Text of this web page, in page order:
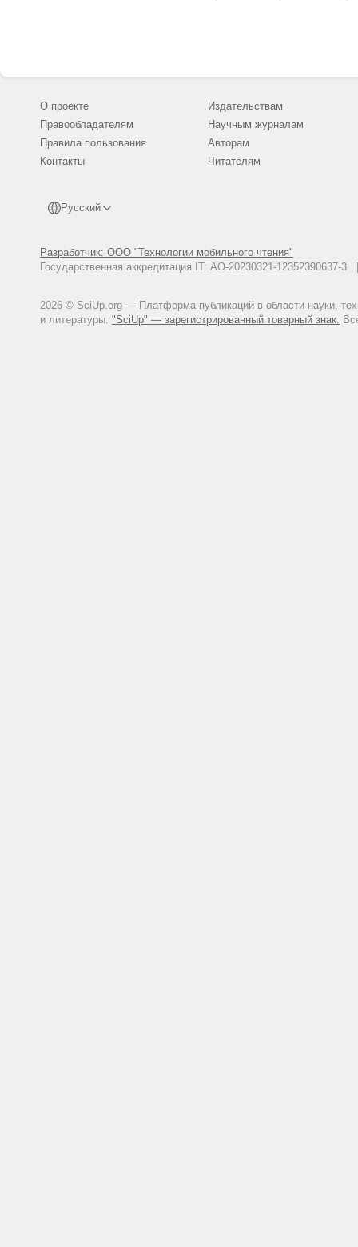
О проекте
Правообладателям
Правила пользования
Контакты
Русский
Разработчик: ООО "Технологии мобильного чтения"
Государственная аккредитация IT: АО-20230321-
2026 © SciUp.org — Платформа публикаций в области науки,
и литературы. "SciUp" — зарегистрированный товарный знак.
Издательствам
Научным журналам
Авторам
Читателям